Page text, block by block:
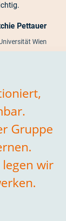
Pettauer
Wien
Gruppe
wir